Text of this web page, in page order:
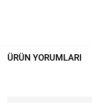
ÜRÜN YORUMLARI